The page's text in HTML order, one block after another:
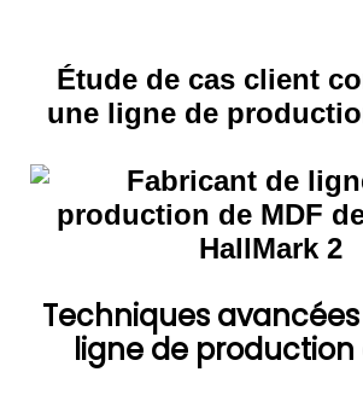
Étude de cas client
une ligne de
Techniques
ligne de production